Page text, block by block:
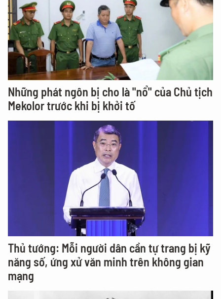
Những phát ngôn bị cho là "nổ" của Chủ tịch
Mekolor trước khi bị khởi tố
Thủ tướng: Mỗi người dân cần tự trang bị kỹ
năng số, ứng xử văn minh trên không gian
mạng